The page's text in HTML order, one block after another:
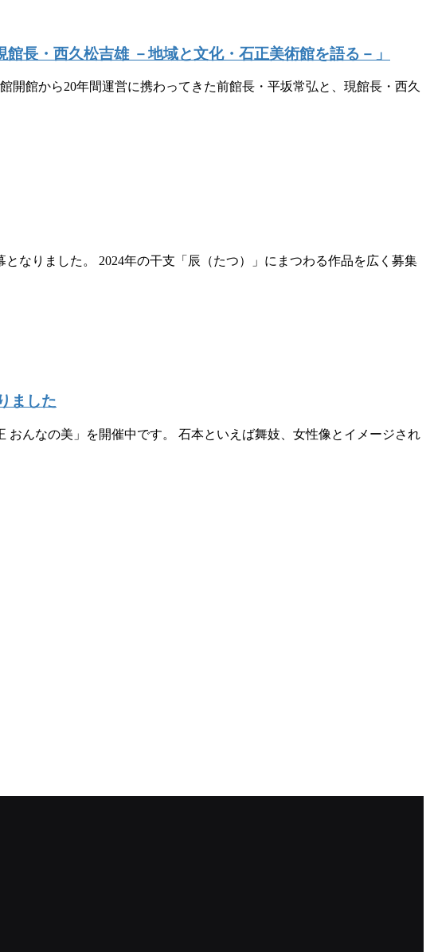
長・西久松吉雄 －地域と文化・石正美術館を語る－」
館から20年間運営に携わってきた前館長・平坂常弘と、現館長・西久
なりました。 2024年の干支「辰（たつ）」にまつわる作品を広く募集
ました
んなの美」を開催中です。 石本といえば舞妓、女性像とイメージされ